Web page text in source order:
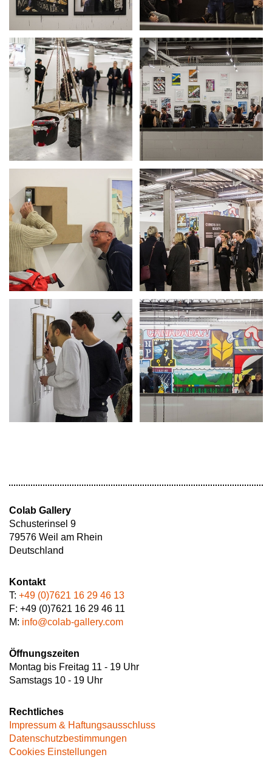
Colab Gallery
Schusterinsel 9
79576 Weil am Rhein
Deutschland
Kontakt
T: +49 (0)7621 16 29 46 13
F: +49 (0)7621 16 29 46 11
M: info@colab-gallery.com
Öffnungszeiten
Montag bis Freitag 11 - 19 Uhr
Samstags 10 - 19 Uhr
Rechtliches
Impressum & Haftungsausschluss
Datenschutzbestimmungen
Cookies Einstellungen